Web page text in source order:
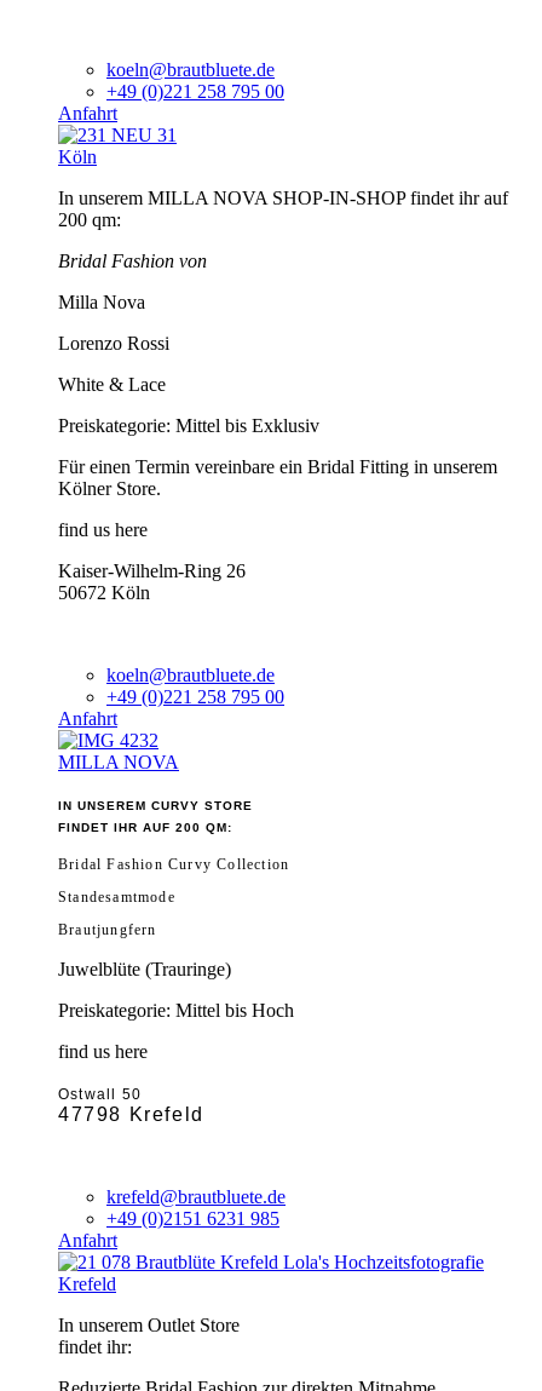
koeln@brautbluete.de
+49 (0)221 258 795 00
Anfahrt
Köln
In unserem MILLA NOVA SHOP-IN-SHOP findet ihr auf
200 qm:
Bridal Fashion von
Milla Nova
Lorenzo Rossi
White & Lace
Preiskategorie: Mittel bis Exklusiv
Für einen Termin vereinbare ein Bridal Fitting in unserem
Kölner Store.
find us here
Kaiser-Wilhelm-Ring 26
50672 Köln
koeln@brautbluete.de
+49 (0)221 258 795 00
Anfahrt
MILLA NOVA
IN UNSEREM CURVY STORE
FINDET IHR AUF 200 QM:
Bridal Fashion Curvy Collection
Standesamtmode
Brautjungfern
Juwelblüte (Trauringe)
Preiskategorie: Mittel bis Hoch
find us here
Ostwall 50
47798 Krefeld
krefeld@brautbluete.de
+49 (0)2151 6231 985
Anfahrt
Krefeld
In unserem Outlet Store
findet ihr: